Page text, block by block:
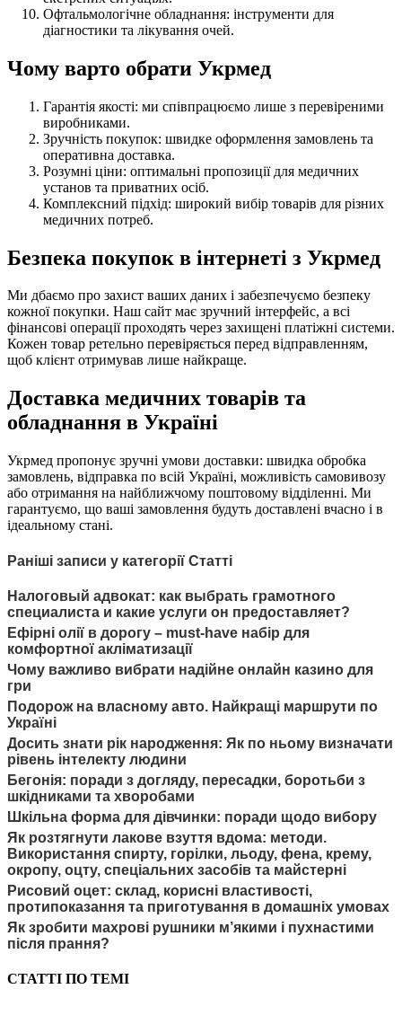
Офтальмологічне обладнання: інструменти для
діагностики та лікування очей.
Чому варто обрати Укрмед
Гарантія якості: ми співпрацюємо лише з перевіреними
виробниками.
Зручність покупок: швидке оформлення замовлень та
оперативна доставка.
Розумні ціни: оптимальні пропозиції для медичних
установ та приватних осіб.
Комплексний підхід: широкий вибір товарів для різних
медичних потреб.
Безпека покупок в інтернеті з Укрмед
Ми дбаємо про захист ваших даних і забезпечуємо безпеку
кожної покупки. Наш сайт має зручний інтерфейс, а всі
фінансові операції проходять через захищені платіжні системи.
Кожен товар ретельно перевіряється перед відправленням,
щоб клієнт отримував лише найкраще.
Доставка медичних товарів та
обладнання в Україні
Укрмед пропонує зручні умови доставки: швидка обробка
замовлень, відправка по всій Україні, можливість самовивозу
або отримання на найближчому поштовому відділенні. Ми
гарантуємо, що ваші замовлення будуть доставлені вчасно і в
ідеальному стані.
Раніші записи у категорії Статті
Налоговый адвокат: как выбрать грамотного
специалиста и какие услуги он предоставляет?
Ефірні олії в дорогу – must-have набір для
комфортної акліматизації
Чому важливо вибрати надійне онлайн казино для
гри
Подорож на власному авто. Найкращі маршрути по
Україні
Досить знати рік народження: Як по ньому визначати
рівень інтелекту людини
Бегонія: поради з догляду, пересадки, боротьби з
шкідниками та хворобами
Шкільна форма для дівчинки: поради щодо вибору
Як розтягнути лакове взуття вдома: методи.
Використання спирту, горілки, льоду, фена, крему,
окропу, оцту, спеціальних засобів та майстерні
Рисовий оцет: склад, корисні властивості,
протипоказання та приготування в домашніх умовах
Як зробити махрові рушники м’якими і пухнастими
після прання?
СТАТТІ ПО ТЕМІ